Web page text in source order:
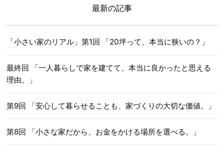
最新の記事
「小さい家のリアル」第1回 「20坪って、本当に狭いの？」
最終回 「一人暮らしで家を建てて、本当に良かったと思える
理由。」
第9回 「安心して暮らせることも、家づくりの大切な価値。」
第8回 「小さな家だから、お金をかける場所を選べる。」